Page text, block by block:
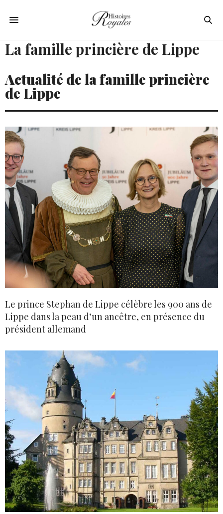
La famille princière de Lippe
Actualité de la famille princière
de Lippe
Le prince Stephan de Lippe célèbre les 900 ans de
Lippe dans la peau d’un ancêtre, en présence du
président allemand